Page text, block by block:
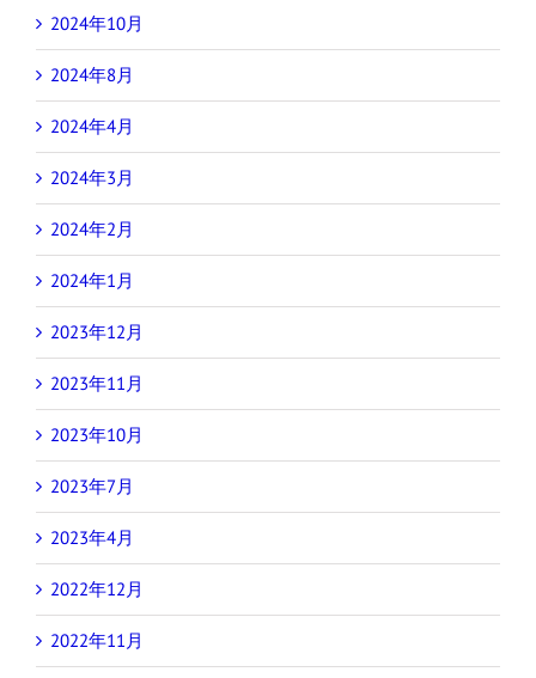
2024年10月
2024年8月
2024年4月
2024年3月
2024年2月
2024年1月
2023年12月
2023年11月
2023年10月
2023年7月
2023年4月
2022年12月
2022年11月